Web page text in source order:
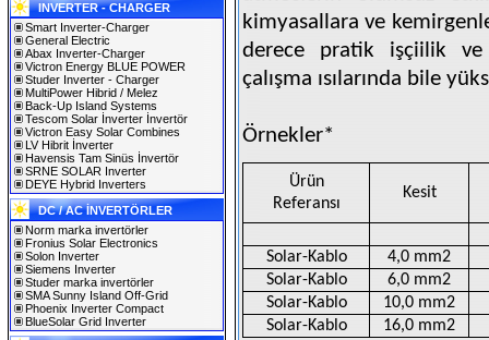
INVERTER - CHARGER
Smart Inverter-Charger
General Electric
Abax Inverter-Charger
Victron Energy BLUE POWER
Studer Inverter - Charger
MultiPower Hibrid / Melez
Back-Up Island Systems
Tescom Solar İnverter İnvertör
Victron Easy Solar Combines
LV Hibrit İnverter
Havensis Tam Sinüs İnvertör
SRNE SOLAR Inverter
DEYE Hybrid Inverters
DC / AC İNVERTÖRLER
Norm marka invertörler
Fronius Solar Electronics
Solon Inverter
Siemens Inverter
Studer marka invertörler
SMA Sunny Island Off-Grid
Phoenix Inverter Compact
BlueSolar Grid Inverter
kimyasallara ve
derece pratik işçiilik ve
çalışma ısılarında bile
Örnekler*
Ürün
Referansı
Kesit
Solar-Kablo
4,0 mm2
Solar-Kablo
6,0 mm2
Solar-Kablo
10,0 mm2
Solar-Kablo
16,0 mm2